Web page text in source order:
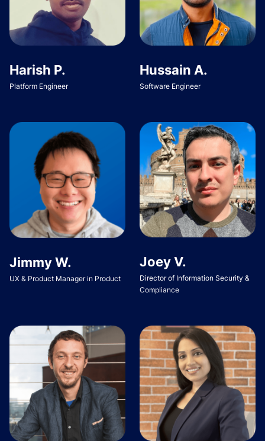
Harish P.
Platform Engineer
Hussain A.
Software Engineer
Jimmy W.
UX & Product Manager in Product
Joey V.
Director of Information Security &
Compliance